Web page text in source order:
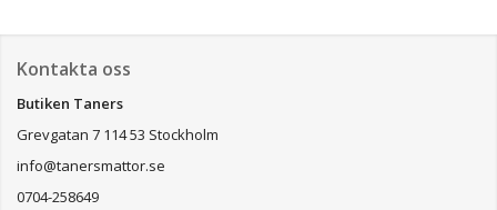
Kontakta oss
Butiken Taners
Grevgatan 7 114 53 Stockholm
info@tanersmattor.se
0704-258649